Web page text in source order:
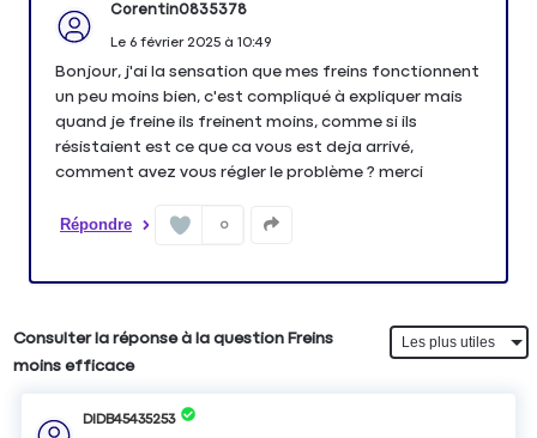
Corentin0835378
Le 6 février 2025à 10:49
Bonjour, j'ai la sensation que mes freins fonctionnent
un peu moins bien, c'est compliqué à expliquer mais
quand je freine ils freinent moins, comme si ils
résistaient est ce que ca vous est deja arrivé,
comment avez vous régler le problème ? merci
Répondre 0
Consulter la réponse à la question Freins
moins efficace
DIDB45435253